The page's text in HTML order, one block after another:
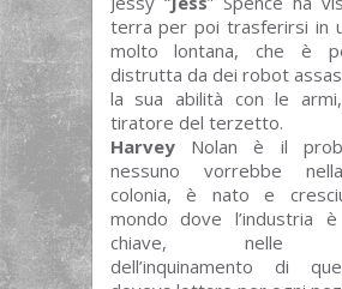
terra per poi trasferirsi in
molto lontana, che è
distrutta da dei robot
la sua abilità con le
tiratore del terzetto.
HarveyNolan è il
nessuno vorrebbe
colonia, è nato e
mondo dove l’industria
chiave, nelle
dell’inquinamento di